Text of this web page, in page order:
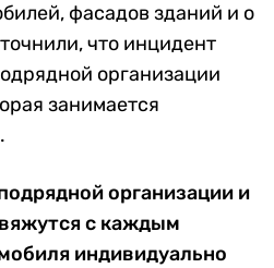
фасадов зданий и о
что инцидент
организации
занимается
организации и
с каждым
индивидуально